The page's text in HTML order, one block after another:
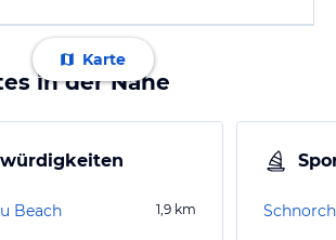
Karte
in der Nähe
Beach 1,9 km